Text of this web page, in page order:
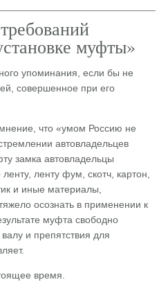
муфты»
упоминания, если бы не
совершенное при его
что «умом Россию не
автовладельцев
замка автовладельцы
ленту фум, скотч, картон,
и иные материалы,
осознать в применении к
муфта свободно
и препятствия для
время.